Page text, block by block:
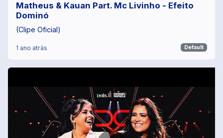
Matheus & Kauan Part. Mc Livinho‬ - Efeito
Dominó
(Clipe Oficial)
1 ano atrás Default